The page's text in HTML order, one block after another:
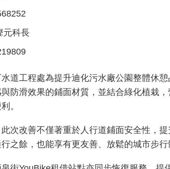
元科長
道工程處為提升迪化污水廠公園整體休
防滑效果的鋪面材質，並結合綠化植栽
。
次改善不僅著重於人行道鋪面安全性，
之餘，也能享有更友善、放鬆的城市步行